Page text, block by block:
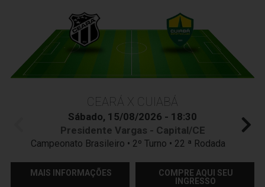
CEARÁ X CUIABÁ
Sábado, 15/08/2026 - 18:30
Presidente Vargas - Capital/CE
Campeonato Brasileiro • 2º Turno • 22 ª Rodada
MAIS INFORMAÇÕES
COMPRE AQUI SEU
INGRESSO